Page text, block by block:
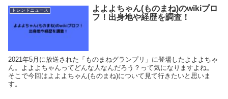
トレンドニュース
よよよちゃん(ものまね)のwikiプロ
フ！出身地や経歴を調査！
2021年5月に放送された「ものまねグランプリ」に登場したよよよちゃ
ん。よよよちゃんってどんな人なんだろう？って気になりますよね。
そこで今回はよよよちゃん(ものまね)について見て行きたいと思いま
す。